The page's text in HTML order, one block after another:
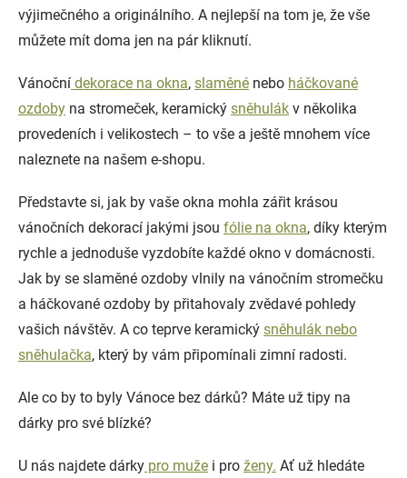
výjimečného a originálního. A nejlepší na tom je, že vše
můžete mít doma jen na pár kliknutí.
Vánoční dekorace na okna, slaměné nebo háčkované
ozdoby na stromeček, keramický sněhulák v několika
provedeních i velikostech – to vše a ještě mnohem více
naleznete na našem e-shopu.
Představte si, jak by vaše okna mohla zářit krásou
vánočních dekorací jakými jsou fólie na okna, díky kterým
rychle a jednoduše vyzdobíte každé okno v domácnosti.
Jak by se slaměné ozdoby vlnily na vánočním stromečku
a háčkované ozdoby by přitahovaly zvědavé pohledy
vašich návštěv. A co teprve keramický sněhulák nebo
sněhulačka, který by vám připomínali zimní radosti.
Ale co by to byly Vánoce bez dárků? Máte už tipy na
dárky pro své blízké?
U nás najdete dárky pro muže i pro ženy. Ať už hledáte